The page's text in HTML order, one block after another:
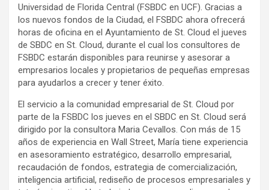
Universidad de Florida Central (FSBDC en UCF). Gracias a
los nuevos fondos de la Ciudad, el FSBDC ahora ofrecerá
horas de oficina en el Ayuntamiento de St. Cloud el jueves
de SBDC en St. Cloud, durante el cual los consultores de
FSBDC estarán disponibles para reunirse y asesorar a
empresarios locales y propietarios de pequeñas empresas
para ayudarlos a crecer y tener éxito.
El servicio a la comunidad empresarial de St. Cloud por
parte de la FSBDC los jueves en el SBDC en St. Cloud será
dirigido por la consultora Maria Cevallos. Con más de 15
años de experiencia en Wall Street, María tiene experiencia
en asesoramiento estratégico, desarrollo empresarial,
recaudación de fondos, estrategia de comercialización,
inteligencia artificial, rediseño de procesos empresariales y